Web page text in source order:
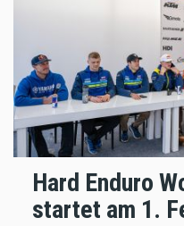
Hard Enduro
startet am 1.